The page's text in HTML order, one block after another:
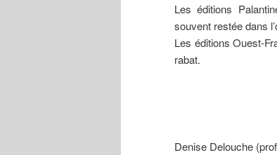
Les éditions
souvent restée dans
Les éditions Ouest-
rabat.
Denise Delouche